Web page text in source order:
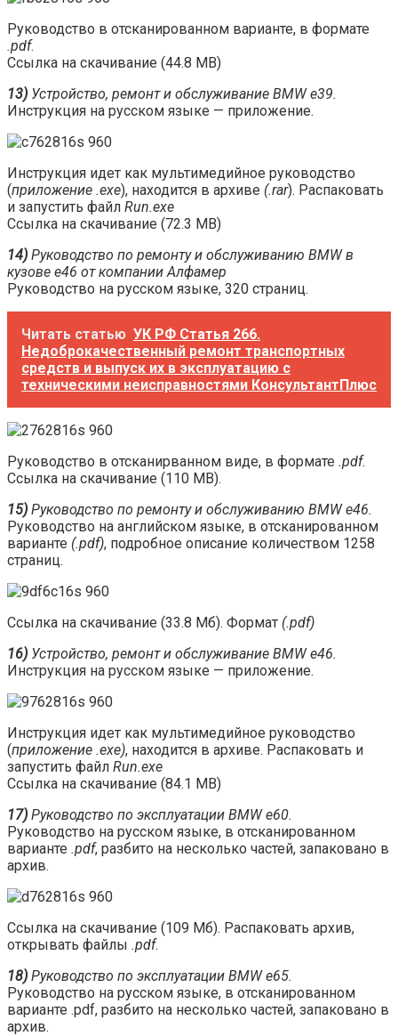
Руководство в отсканированном варианте, в формате
.pdf.
Ссылка на скачивание (44.8 МВ)
13) Устройство, ремонт и обслуживание BMW е39.
Инструкция на русском языке — приложение.
Инструкция идет как мультимедийное руководство
(приложение .exe), находится в архиве (.rar). Распаковать
и запустить файл Run.exe
Ссылка на скачивание (72.3 МВ)
14) Руководство по ремонту и обслуживанию BMW в
кузове е46 от компании Алфамер
Руководство на русском языке, 320 страниц.
Читать статью УК РФ Статья 266.
Недоброкачественный ремонт транспортных
средств и выпуск их в эксплуатацию с
техническими неисправностями КонсультантПлюс
Руководство в отсканирванном виде, в формате .pdf.
Ссылка на скачивание (110 МВ).
15) Руководство по ремонту и обслуживанию BMW e46.
Руководство на английском языке, в отсканированном
варианте (.pdf), подробное описание количеством 1258
страниц.
Ссылка на скачивание (33.8 Мб). Формат (.pdf)
16) Устройство, ремонт и обслуживание BMW е46.
Инструкция на русском языке — приложение.
Инструкция идет как мультимедийное руководство
(приложение .exe), находится в архиве. Распаковать и
запустить файл Run.exe
Ссылка на скачивание (84.1 МВ)
17) Руководство по эксплуатации BMW e60.
Руководство на русском языке, в отсканированном
варианте .pdf, разбито на несколько частей, запаковано в
архив.
Ссылка на скачивание (109 Мб). Распаковать архив,
открывать файлы .pdf.
18) Руководство по эксплуатации BMW e65.
Руководство на русском языке, в отсканированном
варианте .pdf, разбито на несколько частей, запаковано в
архив.